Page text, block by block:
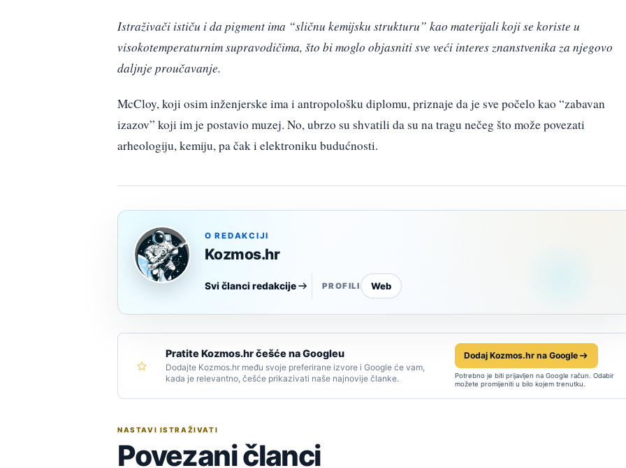
Istraživači ističu i da pigment ima “sličnu kemijsku strukturu” kao materijali koji se koriste u
visokotemperaturnim supravodičima, što bi moglo objasniti sve veći interes znanstvenika za njegovo
daljnje proučavanje.
McCloy, koji osim inženjerske ima i antropološku diplomu, priznaje da je sve počelo kao “zabavan
izazov” koji im je postavio muzej. No, ubrzo su shvatili da su na tragu nečeg što može povezati
arheologiju, kemiju, pa čak i elektroniku budućnosti.
O REDAKCIJI
Kozmos.hr
Svi članci redakcije PROFILI Web
Pratite Kozmos.hr češće na Googleu
Dodajte Kozmos.hr među svoje preferirane izvore i Google će vam,
kada je relevantno, češće prikazivati naše najnovije članke.
Dodaj Kozmos.hr na Google
Potrebno je biti prijavljen na Google račun. Odabir
možete promijeniti u bilo kojem trenutku.
NASTAVI ISTRAŽIVATI
Povezani članci